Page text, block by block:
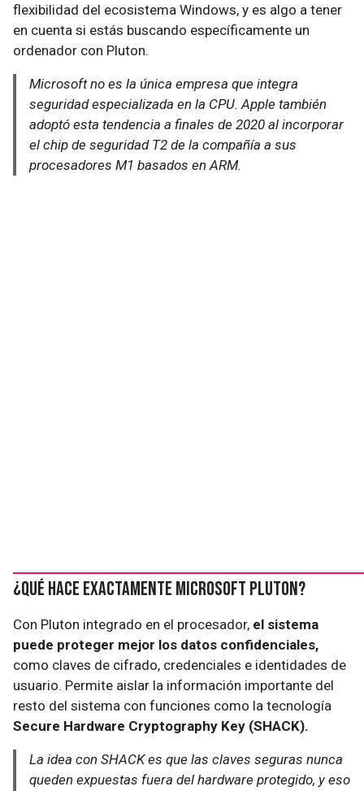
flexibilidad del ecosistema Windows, y es algo a tener
en cuenta si estás buscando específicamente un
ordenador con Pluton.
Microsoft no es la única empresa que integra
seguridad especializada en la CPU. Apple también
adoptó esta tendencia a finales de 2020 al incorporar
el chip de seguridad T2 de la compañía a sus
procesadores M1 basados en ARM.
¿Qué hace exactamente Microsoft Pluton?
Con Pluton integrado en el procesador, el sistema
puede proteger mejor los datos confidenciales,
como claves de cifrado, credenciales e identidades de
usuario. Permite aislar la información importante del
resto del sistema con funciones como la tecnología
Secure Hardware Cryptography Key (SHACK).
La idea con SHACK es que las claves seguras nunca
queden expuestas fuera del hardware protegido, y eso